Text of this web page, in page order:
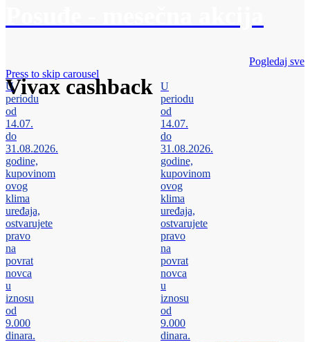
Vivax cashback
Pogledaj sve
Press to skip carousel
U
periodu
od
14.07.
do
31.08.2026.
godine,
kupovinom
ovog
klima
uređaja,
ostvarujete
pravo
na
povrat
novca
u
iznosu
od
9.000
dinara.
U
periodu
od
14.07.
do
31.08.2026.
godine,
kupovinom
ovog
klima
uređaja,
ostvarujete
pravo
na
povrat
novca
u
iznosu
od
9.000
dinara.